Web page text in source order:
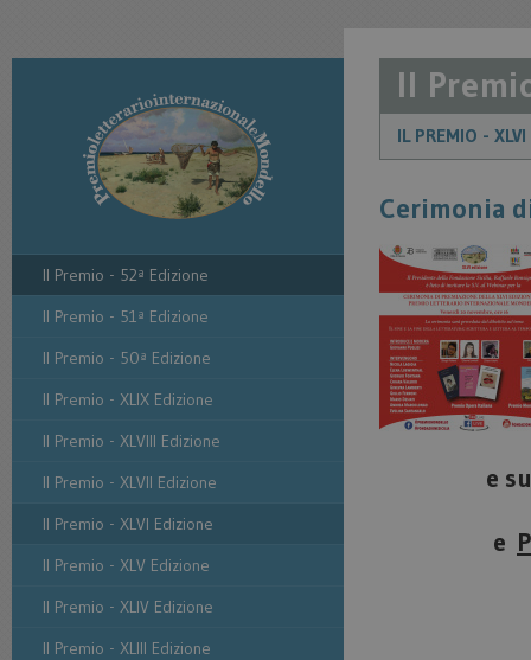
Il Premio - 52ª Edizione
Il Premio - 51ª Edizione
Il Premio - 50ª Edizione
Il Premio - XLIX Edizione
Il Premio - XLVIII Edizione
Il Premio - XLVII Edizione
Il Premio - XLVI Edizione
Il Premio - XLV Edizione
Il Premio - XLIV Edizione
Il Premio - XLIII Edizione
Il
IL PREMIO -
Cerimonia
e
e